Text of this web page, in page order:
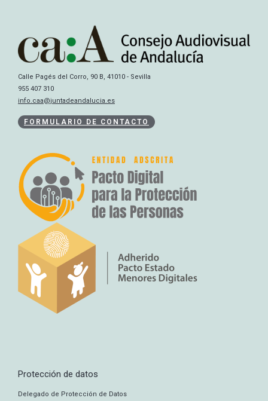
Calle Pagés del Corro, 90 B, 41010 - Sevilla
955 407 310
info.caa@juntadeandalucia.es
FORMULARIO DE CONTACTO
Protección de datos
Delegado de Protección de Datos